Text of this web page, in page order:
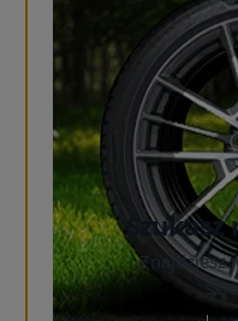
Szukasz
Znajdziesz